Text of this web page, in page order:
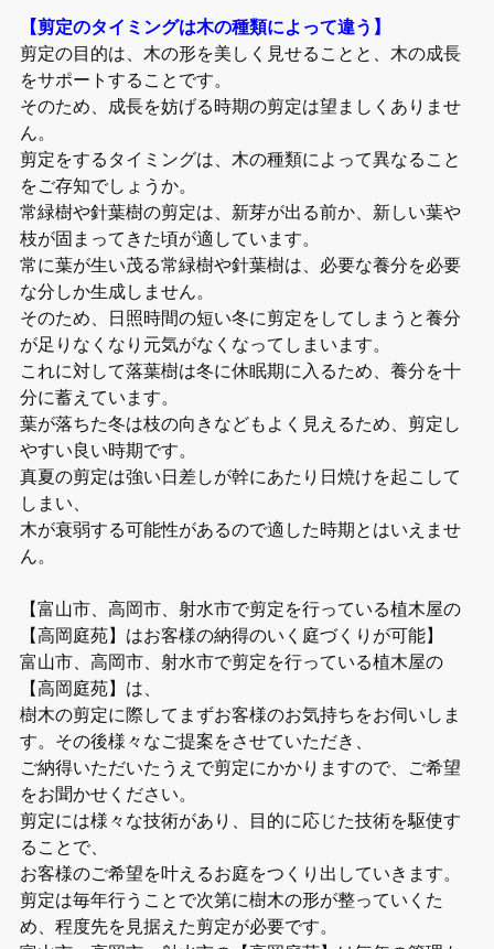
【剪定のタイミングは木の種類によって違う】
剪定の目的は、木の形を美しく見せることと、木の成長
をサポートすることです。
そのため、成長を妨げる時期の剪定は望ましくありませ
ん。
剪定をするタイミングは、木の種類によって異なること
をご存知でしょうか。
常緑樹や針葉樹の剪定は、新芽が出る前か、新しい葉や
枝が固まってきた頃が適しています。
常に葉が生い茂る常緑樹や針葉樹は、必要な養分を必要
な分しか生成しません。
そのため、日照時間の短い冬に剪定をしてしまうと養分
が足りなくなり元気がなくなってしまいます。
これに対して落葉樹は冬に休眠期に入るため、養分を十
分に蓄えています。
葉が落ちた冬は枝の向きなどもよく見えるため、剪定し
やすい良い時期です。
真夏の剪定は強い日差しが幹にあたり日焼けを起こして
しまい、
木が衰弱する可能性があるので適した時期とはいえませ
ん。
【富山市、高岡市、射水市で剪定を行っている植木屋の
【高岡庭苑】はお客様の納得のいく庭づくりが可能】
富山市、高岡市、射水市で剪定を行っている植木屋の
【高岡庭苑】は、
樹木の剪定に際してまずお客様のお気持ちをお伺いしま
す。その後様々なご提案をさせていただき、
ご納得いただいたうえで剪定にかかりますので、ご希望
をお聞かせください。
剪定には様々な技術があり、目的に応じた技術を駆使す
ることで、
お客様のご希望を叶えるお庭をつくり出していきます。
剪定は毎年行うことで次第に樹木の形が整っていくた
め、程度先を見据えた剪定が必要です。